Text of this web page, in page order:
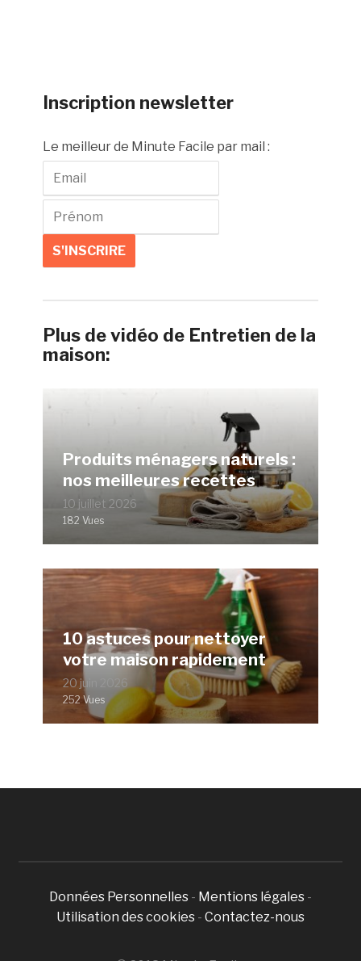
Inscription newsletter
Le meilleur de Minute Facile par mail :
Plus de vidéo de Entretien de la
maison:
Produits ménagers naturels :
nos meilleures recettes
10 juillet 2026
182 Vues
10 astuces pour nettoyer
votre maison rapidement
20 juin 2026
252 Vues
Données Personnelles - Mentions légales -
Utilisation des cookies - Contactez-nous